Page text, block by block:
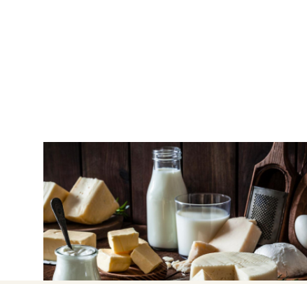
Τυρινή εβδομάδα: τι τρώμε και τα έθιμά
της
ΕΛΛΗΝΙΚΕΣ ΠΑΡΑΔΟΣΕΙΣ